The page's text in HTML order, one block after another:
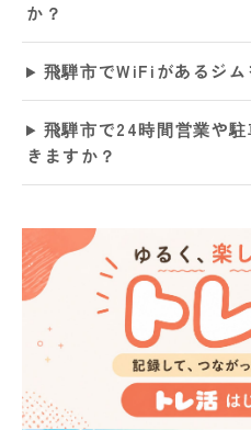
か？
飛騨市でWiFiがあるジム
飛騨市で24時間営業や
きますか？